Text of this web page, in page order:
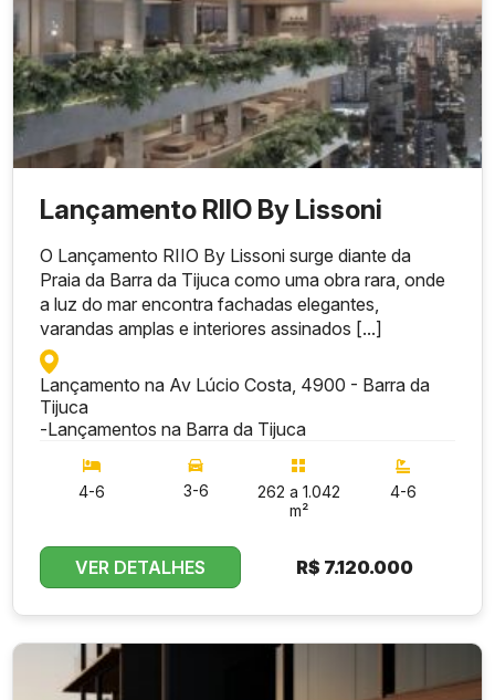
Lançamento RIIO By Lissoni
O Lançamento RIIO By Lissoni surge diante da
Praia da Barra da Tijuca como uma obra rara, onde
a luz do mar encontra fachadas elegantes,
varandas amplas e interiores assinados [...]
Lançamento na Av Lúcio Costa, 4900 - Barra da
Tijuca
-Lançamentos na Barra da Tijuca
4-6 3-6
262 a 1.042
m²
4-6
VER DETALHES R$ 7.120.000